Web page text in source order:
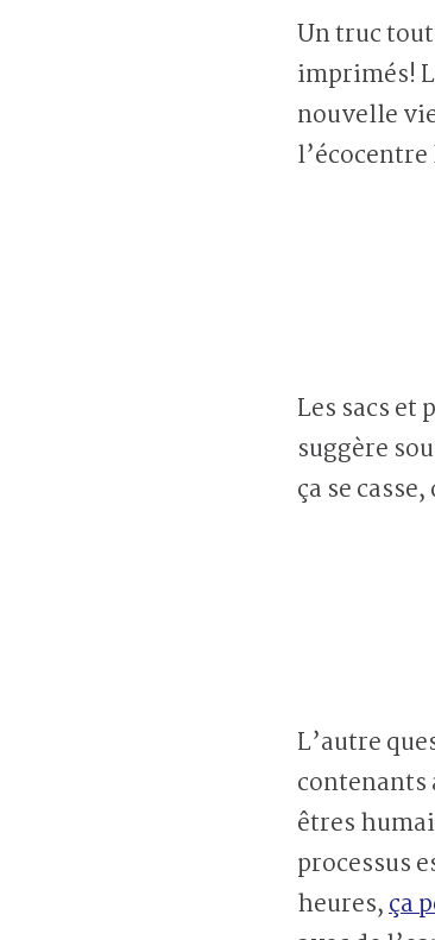
Un truc
imprimés!
nouvelle
Les sacs et
suggère
ça se
L’autre
contenants
êtres
processus
heures,ça